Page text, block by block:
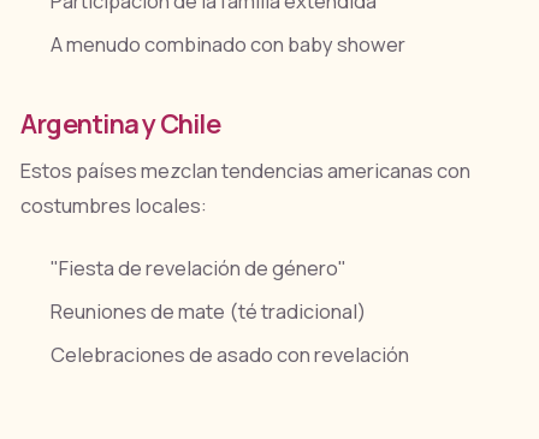
A menudo combinado con baby shower
Argentina y Chile
Estos países mezclan tendencias americanas con
costumbres locales:
"Fiesta de revelación de género"
Reuniones de mate (té tradicional)
Celebraciones de asado con revelación